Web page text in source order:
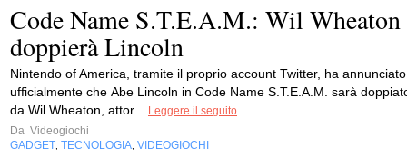
Code Name S.T.E.A.M.: Wil Wheaton
doppierà Lincoln
Nintendo of America, tramite il proprio account Twitter, ha annunciato
ufficialmente che Abe Lincoln in Code Name S.T.E.A.M. sarà
da Wil Wheaton, attor...
Leggere il seguito
Da Videogiochi
GADGET TECNOLOGIA VIDEOGIOCHI